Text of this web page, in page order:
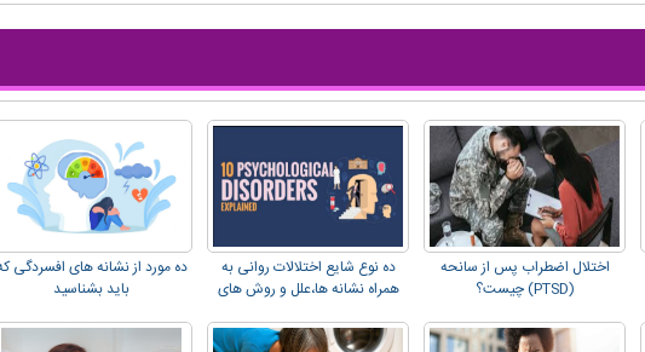
اختلال اضطراب پس از سانحه
(PTSD) چیست؟
ده نوع شایع اختلالات روانی به
همراه نشانه ها،علل و روش های
ده مورد از نشانه های افسردگی
باید بشناسید